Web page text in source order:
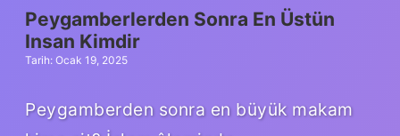
Peygamberlerden Sonra En Üstün
Insan Kimdir
Tarih: Ocak 19, 2025
Peygamberden sonra en büyük makam